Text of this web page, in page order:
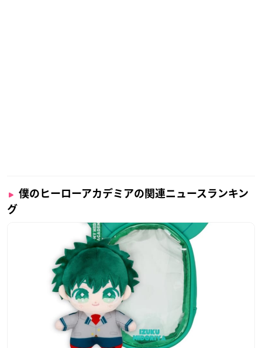
内山昂輝（死柄木弔役）
福圓美里（トガヒミコ役）
※敬称略
応募〆切11月30日(火)：応募方法やイベント全体に関する注意
事項など詳細は、専用アプリ「ジャンプフェスタNAVI」にてご
確認ください。
【オンライン視聴】
■ジャンフェス島アプリ
僕のヒーローアカデミアの関連ニュースランキン
グ